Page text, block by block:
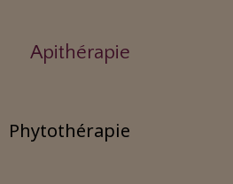
Apithérapie
Phytothérapie